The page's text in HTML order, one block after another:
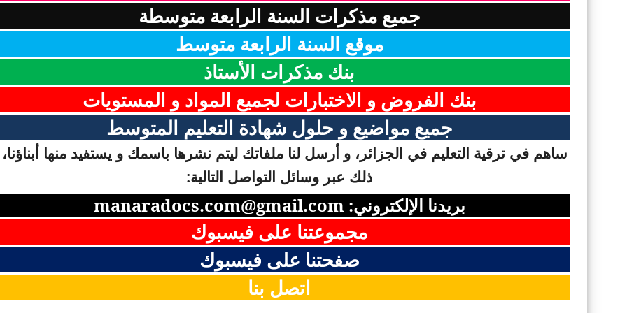
جميع مذكرات السنة الرابعة متوسطة
موقع السنة الرابعة متوسط
بنك مذكرات الأستاذ
بنك الفروض و الاختبارات لجميع المواد و المستويات
جميع مواضيع و حلول شهادة التعليم المتوسط
ساهم في ترقية التعليم في الجزائر، و أرسل لنا ملفاتك ليتم نشرها باسمك و يستفيد منها
ذلك عبر وسائل التواصل التالية:
بريدنا الإلكتروني: manaradocs.com@gmail.com
مجموعتنا على فيسبوك
صفحتنا على فيسبوك
اتصل بنا